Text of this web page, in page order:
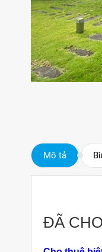
Mô tả
ĐÃ